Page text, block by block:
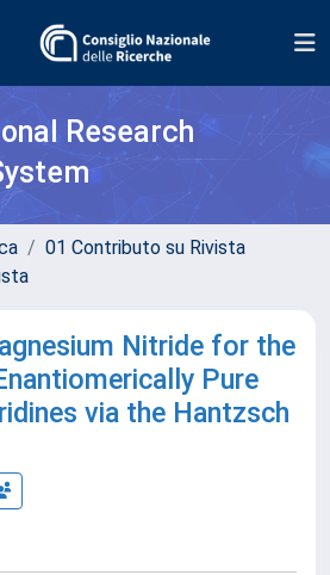
Research
01 Contributo su Rivista
Nitride for the
Pure
via the Hantzsch